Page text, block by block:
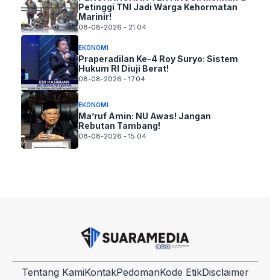
Petinggi TNI Jadi Warga Kehormatan
Marinir!
08-08-2026 - 21.04
EKONOMI
Praperadilan Ke-4 Roy Suryo: Sistem
Hukum RI Diuji Berat!
08-08-2026 - 17.04
EKONOMI
Ma’ruf Amin: NU Awas! Jangan
Rebutan Tambang!
08-08-2026 - 15.04
Tentang KamiKontakPedomanKode EtikDisclaimer